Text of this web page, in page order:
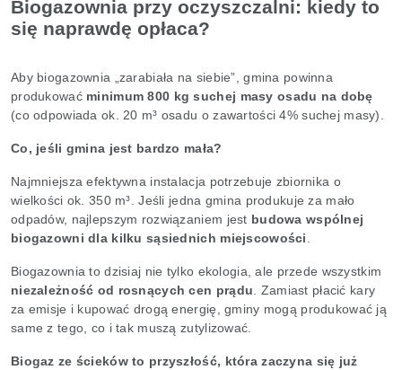
Biogazownia przy oczyszczalni: kiedy to
się naprawdę opłaca?
Aby biogazownia „zarabiała na siebie”, gmina powinna
produkować minimum 800 kg suchej masy osadu na dobę
(co odpowiada ok. 20 m³ osadu o zawartości 4% suchej masy).
Co, jeśli gmina jest bardzo mała?
Najmniejsza efektywna instalacja potrzebuje zbiornika o
wielkości ok. 350 m³. Jeśli jedna gmina produkuje za mało
odpadów, najlepszym rozwiązaniem jest budowa wspólnej
biogazowni dla kilku sąsiednich miejscowości.
Biogazownia to dzisiaj nie tylko ekologia, ale przede wszystkim
niezależność od rosnących cen prądu. Zamiast płacić kary
za emisje i kupować drogą energię, gminy mogą produkować ją
same z tego, co i tak muszą zutylizować.
Biogaz ze ścieków to przyszłość, która zaczyna się już